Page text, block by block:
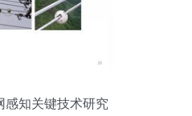
感知关键技术研究